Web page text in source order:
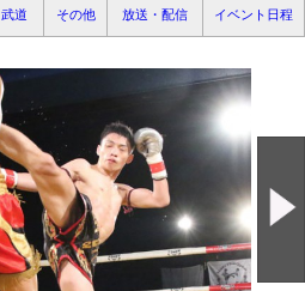
武道 その他 放送・配信 イベント日程